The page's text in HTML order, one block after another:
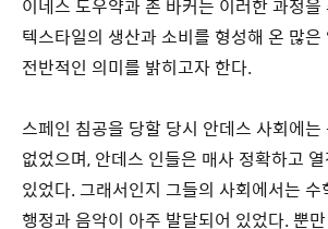
이네스 도우약과 존 바커는 이러한 과정을
텍스타일의 생산과 소비를 형성해 온 많은
전반적인 의미를 밝히고자 한다.
스페인 침공을 당할 당시 안데스 사회에는
없었으며, 안데스 인들은 매사 정확하고
있었다. 그래서인지 그들의 사회에서는 수
행정과 음악이 아주 발달되어 있었다. 뿐